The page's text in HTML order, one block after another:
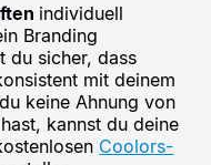
individuell
Branding
du sicher, dass
mit deinem
keine Ahnung von
kannst du deine
Coolors-